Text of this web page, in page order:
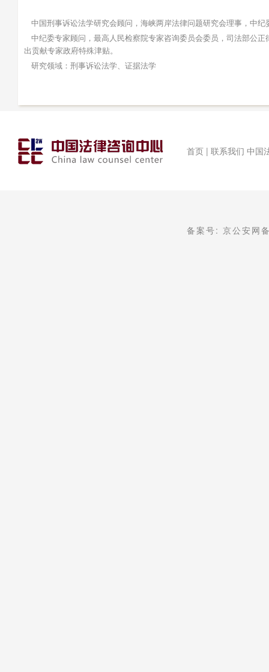
中国刑事诉讼法学研究会顾问，海峡两岸法律问题研究会理事，中
中纪委专家顾问，最高人民检察院专家咨询委员会委员，司法部公
出贡献专家政府特殊津贴。
研究领域：刑事诉讼法学、证据法学
首页 | 联系我们 中国
备案号: 京公安网